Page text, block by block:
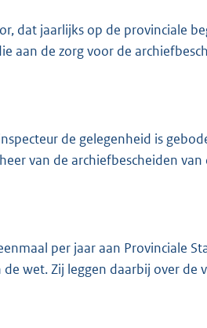
dat jaarlijks op de provinciale
aan de zorg voor de
de gelegenheid is
van de archiefbescheiden
per jaar aan Provinciale
wet. Zij leggen daarbij over de